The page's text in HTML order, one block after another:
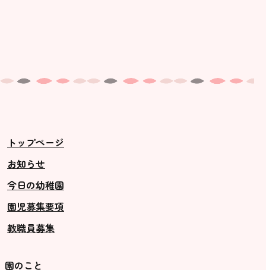
トップページ
お知らせ
今日の幼稚園
園児募集要項
教職員募集
園のこと